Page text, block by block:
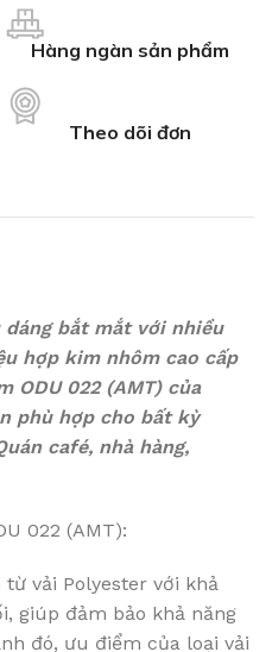
Hàng ngàn sản phẩm
Theo dõi đơn
bắt mắt với nhiều
hợp kim nhôm cao cấp
ODU 022 (AMT) của
phù hợp cho bất kỳ
café, nhà hàng,
022 (AMT):
vải Polyester với khả
giúp đảm bảo khả năng
đó, ưu điểm của loại vải